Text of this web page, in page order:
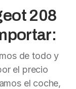
208
de todo y
el precio
el coche,